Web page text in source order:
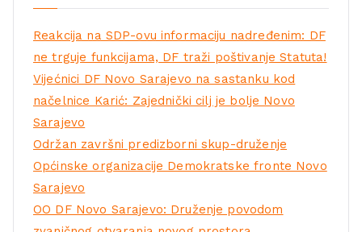
Reakcija na SDP-ovu informaciju nadređenim: DF
ne trguje funkcijama, DF traži poštivanje Statuta!
Vijećnici DF Novo Sarajevo na sastanku kod
načelnice Karić: Zajednički cilj je bolje Novo
Sarajevo
Održan završni predizborni skup-druženje
Općinske organizacije Demokratske fronte Novo
Sarajevo
OO DF Novo Sarajevo: Druženje povodom